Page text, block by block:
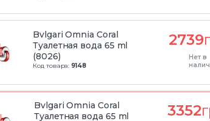
Bvlgari Omnia Coral
Туалетная вода 65 ml
(8026)
Код товара: 9148
2739
Нет в
Bvlgari Omnia Coral
Туалетная вода 65 ml
3352